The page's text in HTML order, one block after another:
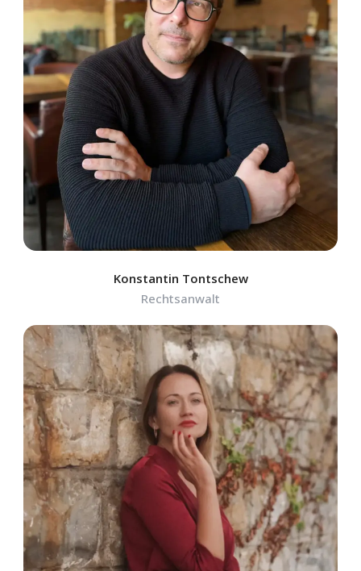
Konstantin Tontschew
Rechtsanwalt